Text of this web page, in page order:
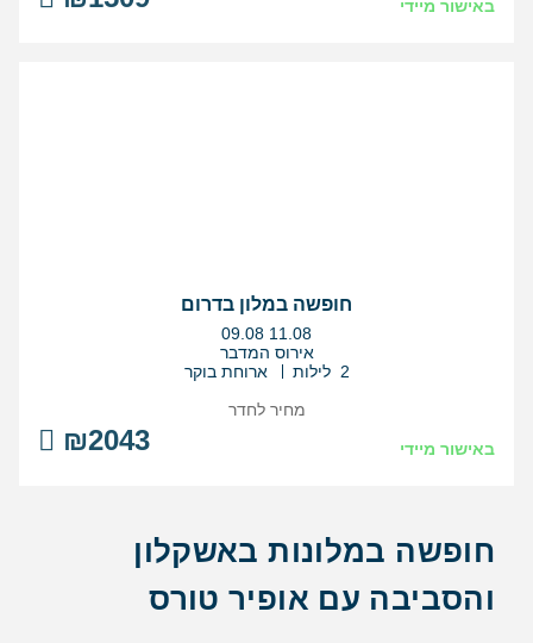
באישור מיידי
חופשה במלון בדרום
בין
התאריכים,
09.08 11.08
אירוס המדבר
2 לילות
ארוחת בוקר
באישור מיידי ₪2043
מחיר לחדר
חופשה במלונות באשקלון
והסביבה עם אופיר טורס